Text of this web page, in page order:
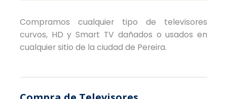
Compramos cualquier tipo de televisores
curvos, HD y Smart TV dañados o usados en
cualquier sitio de la ciudad de Pereira.